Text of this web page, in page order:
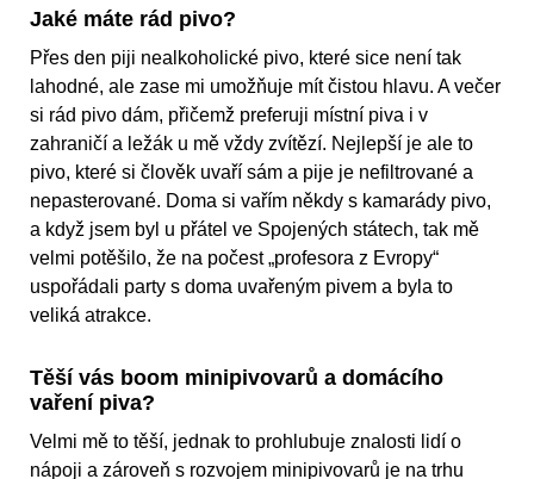
Jaké máte rád pivo?
Přes den piji nealkoholické pivo, které sice není tak
lahodné, ale zase mi umožňuje mít čistou hlavu. A večer
si rád pivo dám, přičemž preferuji místní piva i v
zahraničí a ležák u mě vždy zvítězí. Nejlepší je ale to
pivo, které si člověk uvaří sám a pije je nefiltrované a
nepasterované. Doma si vařím někdy s kamarády pivo,
a když jsem byl u přátel ve Spojených státech, tak mě
velmi potěšilo, že na počest „profesora z Evropy“
uspořádali party s doma uvařeným pivem a byla to
veliká atrakce.
Těší vás boom minipivovarů a domácího
vaření piva?
Velmi mě to těší, jednak to prohlubuje znalosti lidí o
nápoji a zároveň s rozvojem minipivovarů je na trhu